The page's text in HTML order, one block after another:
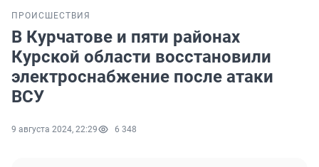
ПРОИСШЕСТВИЯ
В Курчатове и пяти районах
Курской области восстановили
электроснабжение после атаки
ВСУ
9 августа 2024, 22:29 6 348